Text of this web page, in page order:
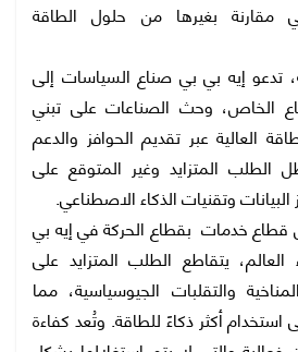
مقارنة بغيرها من حلول الطاقة
إيه بي بي صناع السياسات إلى
الخاص، وحث الصناعات على تبني
العالية عبر تقديم الحوافز والدعم
المتزايد وغير المتوقع على
وتقنيات الذكاء الاصطناعي.
قطاع خدمات بقطاع الحركة في إيه بي
يتقاطع الطلب المتزايد على
والتقلبات الجيوسياسية، مما
أكثر ذكاءً للطاقة. وتُعد كفاءة